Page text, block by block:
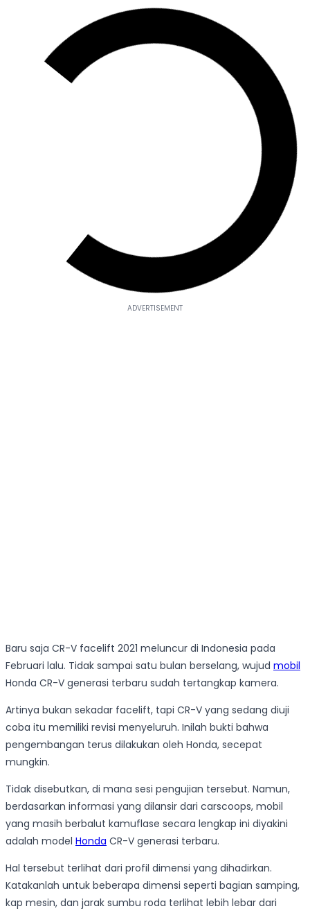
Baru saja CR-V facelift 2021 meluncur di Indonesia pada
Februari lalu. Tidak sampai satu bulan berselang, wujud mobil
Honda CR-V generasi terbaru sudah tertangkap kamera.
Artinya bukan sekadar facelift, tapi CR-V yang sedang diuji
coba itu memiliki revisi menyeluruh. Inilah bukti bahwa
pengembangan terus dilakukan oleh Honda, secepat
mungkin.
Tidak disebutkan, di mana sesi pengujian tersebut. Namun,
berdasarkan informasi yang dilansir dari carscoops, mobil
yang masih berbalut kamuflase secara lengkap ini diyakini
adalah model Honda CR-V generasi terbaru.
Hal tersebut terlihat dari profil dimensi yang dihadirkan.
Katakanlah untuk beberapa dimensi seperti bagian samping,
kap mesin, dan jarak sumbu roda terlihat lebih lebar dari